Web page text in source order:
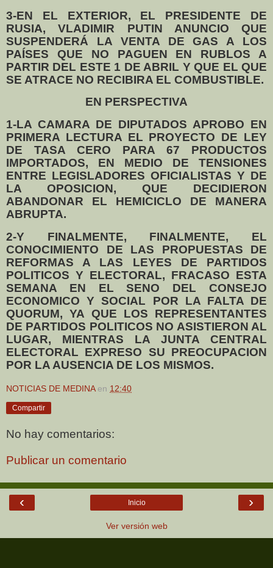
3-EN EL EXTERIOR, EL PRESIDENTE DE
RUSIA, VLADIMIR PUTIN ANUNCIO QUE
SUSPENDERÁ LA VENTA DE GAS A LOS
PAÍSES QUE NO PAGUEN EN RUBLOS A
PARTIR DEL ESTE 1 DE ABRIL Y QUE EL QUE
SE ATRACE NO RECIBIRA EL COMBUSTIBLE.
EN PERSPECTIVA
1-LA CAMARA DE DIPUTADOS APROBO EN
PRIMERA LECTURA EL PROYECTO DE LEY
DE TASA CERO PARA 67 PRODUCTOS
IMPORTADOS, EN MEDIO DE TENSIONES
ENTRE LEGISLADORES OFICIALISTAS Y DE
LA OPOSICION, QUE DECIDIERON
ABANDONAR EL HEMICICLO DE MANERA
ABRUPTA.
2-Y FINALMENTE, FINALMENTE, EL
CONOCIMIENTO DE LAS PROPUESTAS DE
REFORMAS A LAS LEYES DE PARTIDOS
POLITICOS Y ELECTORAL, FRACASO ESTA
SEMANA EN EL SENO DEL CONSEJO
ECONOMICO Y SOCIAL POR LA FALTA DE
QUORUM, YA QUE LOS REPRESENTANTES
DE PARTIDOS POLITICOS NO ASISTIERON AL
LUGAR, MIENTRAS LA JUNTA CENTRAL
ELECTORAL EXPRESO SU PREOCUPACION
POR LA AUSENCIA DE LOS MISMOS.
NOTICIAS DE MEDINA en 12:40
Compartir
No hay comentarios:
Publicar un comentario
‹ ›
Inicio
Ver versión web